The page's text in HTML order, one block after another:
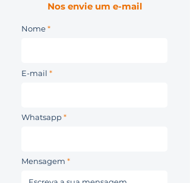
Nos envie um e-mail
Nome
E-mail
Whatsapp
Mensagem